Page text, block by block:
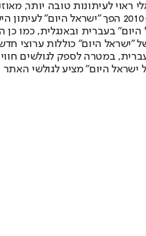
לעיתונות טובה יותר,
תשלום. המהדורה המודפסת הראשונה
"ישראל היום" כוללות ערוצי
בעברית, במטרה לספק
היום" מציע לגולשי